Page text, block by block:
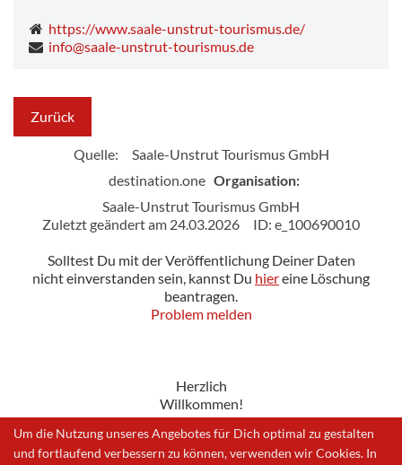
https://www.saale-unstrut-tourismus.de/
info@saale-unstrut-tourismus.de
Zurück
Quelle:
Saale-Unstrut Tourismus GmbH
destination.one Organisation:
Saale-Unstrut Tourismus GmbH
Zuletzt geändert am 24.03.2026
ID: e_100690010
Solltest Du mit der Veröffentlichung Deiner Daten
nicht einverstanden sein, kannst Du hiereine Löschung
beantragen.
Problem melden
Herzlich
Willkommen!
Um die Nutzung unseres Angebotes für Dich optimal zu gestalten
und fortlaufend verbessern zu können, verwenden wir Cookies. In